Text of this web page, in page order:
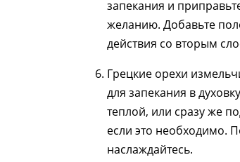
запекания и
желанию. Добавьте
действия со вторым
Грецкие орехи
для запекания в
теплой, или сразу же
если это необходимо.
наслаждайтесь.